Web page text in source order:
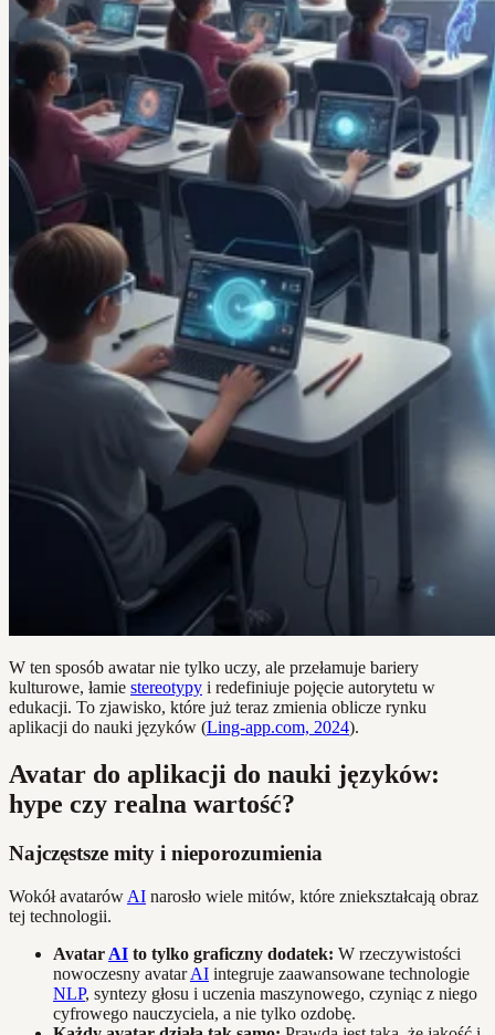
W ten sposób awatar nie tylko uczy, ale przełamuje bariery
kulturowe, łamie stereotypy i redefiniuje pojęcie autorytetu w
edukacji. To zjawisko, które już teraz zmienia oblicze rynku
aplikacji do nauki języków (Ling-app.com, 2024).
Avatar do aplikacji do nauki języków:
hype czy realna wartość?
Najczęstsze mity i nieporozumienia
Wokół avatarów AI narosło wiele mitów, które zniekształcają obraz
tej technologii.
Avatar AI to tylko graficzny dodatek: W rzeczywistości
nowoczesny avatarAI integruje zaawansowane technologie
NLP, syntezy głosu i uczenia maszynowego, czyniąc z niego
cyfrowego nauczyciela, a nie tylko ozdobę.